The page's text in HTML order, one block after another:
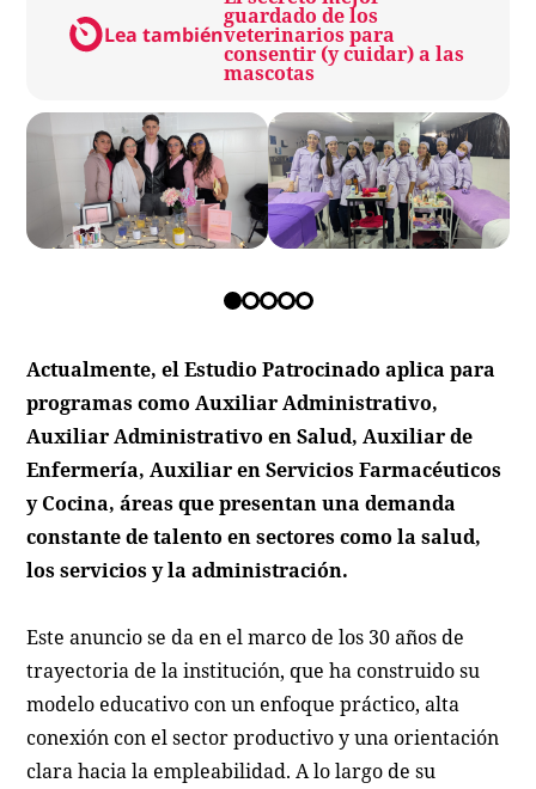
Lea también
guardado de los
veterinarios para
consentir (y cuidar) a las
mascotas
Actualmente, el Estudio Patrocinado aplica para
programas como Auxiliar Administrativo,
Auxiliar Administrativo en Salud, Auxiliar de
Enfermería, Auxiliar en Servicios Farmacéuticos
y Cocina, áreas que presentan una demanda
constante de talento en sectores como la salud,
los servicios y la administración.
Este anuncio se da en el marco de los 30 años de
trayectoria de la institución, que ha construido su
modelo educativo con un enfoque práctico, alta
conexión con el sector productivo y una orientación
clara hacia la empleabilidad. A lo largo de su